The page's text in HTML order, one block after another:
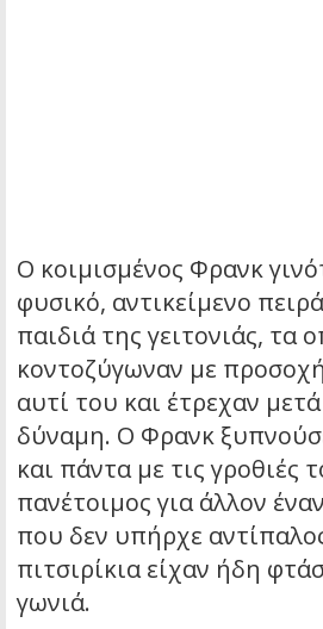
Ο κοιμισμένος Φρανκ
φυσικό, αντικείμενο
παιδιά της γειτονιάς, τα
κοντοζύγωναν με
αυτί του και έτρεχαν
δύναμη. Ο Φρανκ
και πάντα με τις γροθιές
πανέτοιμος για άλλον
που δεν υπήρχε
πιτσιρίκια είχαν ήδη
γωνιά.